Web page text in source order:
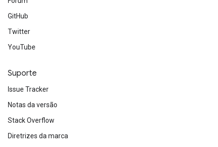
GitHub
Twitter
YouTube
Suporte
Issue Tracker
Notas da versão
Stack Overflow
Diretrizes da marca